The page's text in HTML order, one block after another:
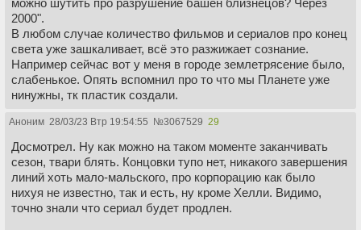
2000".
В любом случае количество фильмов и сериалов про конец
света уже зашкаливает, всё это разжижает сознание.
Например сейчас вот у меня в городе землетрясение было,
слабенькое. Опять вспомнил про то что мы Планете уже
нинужны, тк пластик создали.
Аноним 28/03/23 Втр 19:54:55 №3067529 29
Досмотрел. Ну как можно на таком моменте заканчивать
сезон, твари блять. Концовки тупо нет, никакого завершения
линий хоть мало-мальского, про корпорацию как было
нихуя не известно, так и есть, ну кроме Хелли. Видимо,
точно знали что сериал будет продлен.